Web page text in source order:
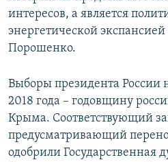
интересов, а является
энергетической экспансией
Порошенко.
Выборы президента России
2018 года – годовщину
Крыма. Соответствующий
предусматривающий
одобрили Государственная